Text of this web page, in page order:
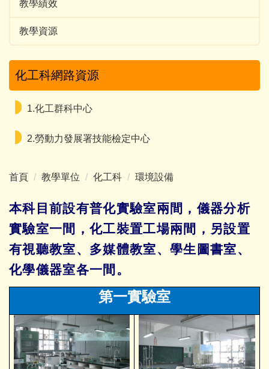
教學績效
教學資源
化工科網路資源
1.化工群科中心
2.勞動力發展署技能檢定中心
首頁 教學單位 化工科 環境設備
本科目前設有普化實驗室兩間，儀器分析
實驗室一間，化工裝置工場兩間，另設置
有視聽教室、多媒體教室、學生圖書室、
化學儀器室各一間。
第一實驗室